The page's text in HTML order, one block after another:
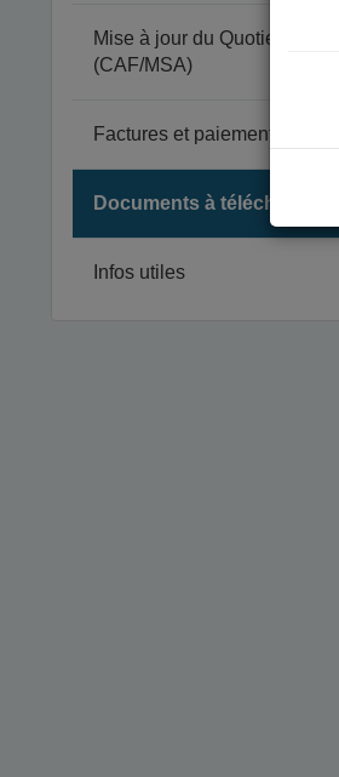
Mise à jour du Quotient
(CAF/MSA)
Factures et paiement
Documents à télécharger
Infos utiles